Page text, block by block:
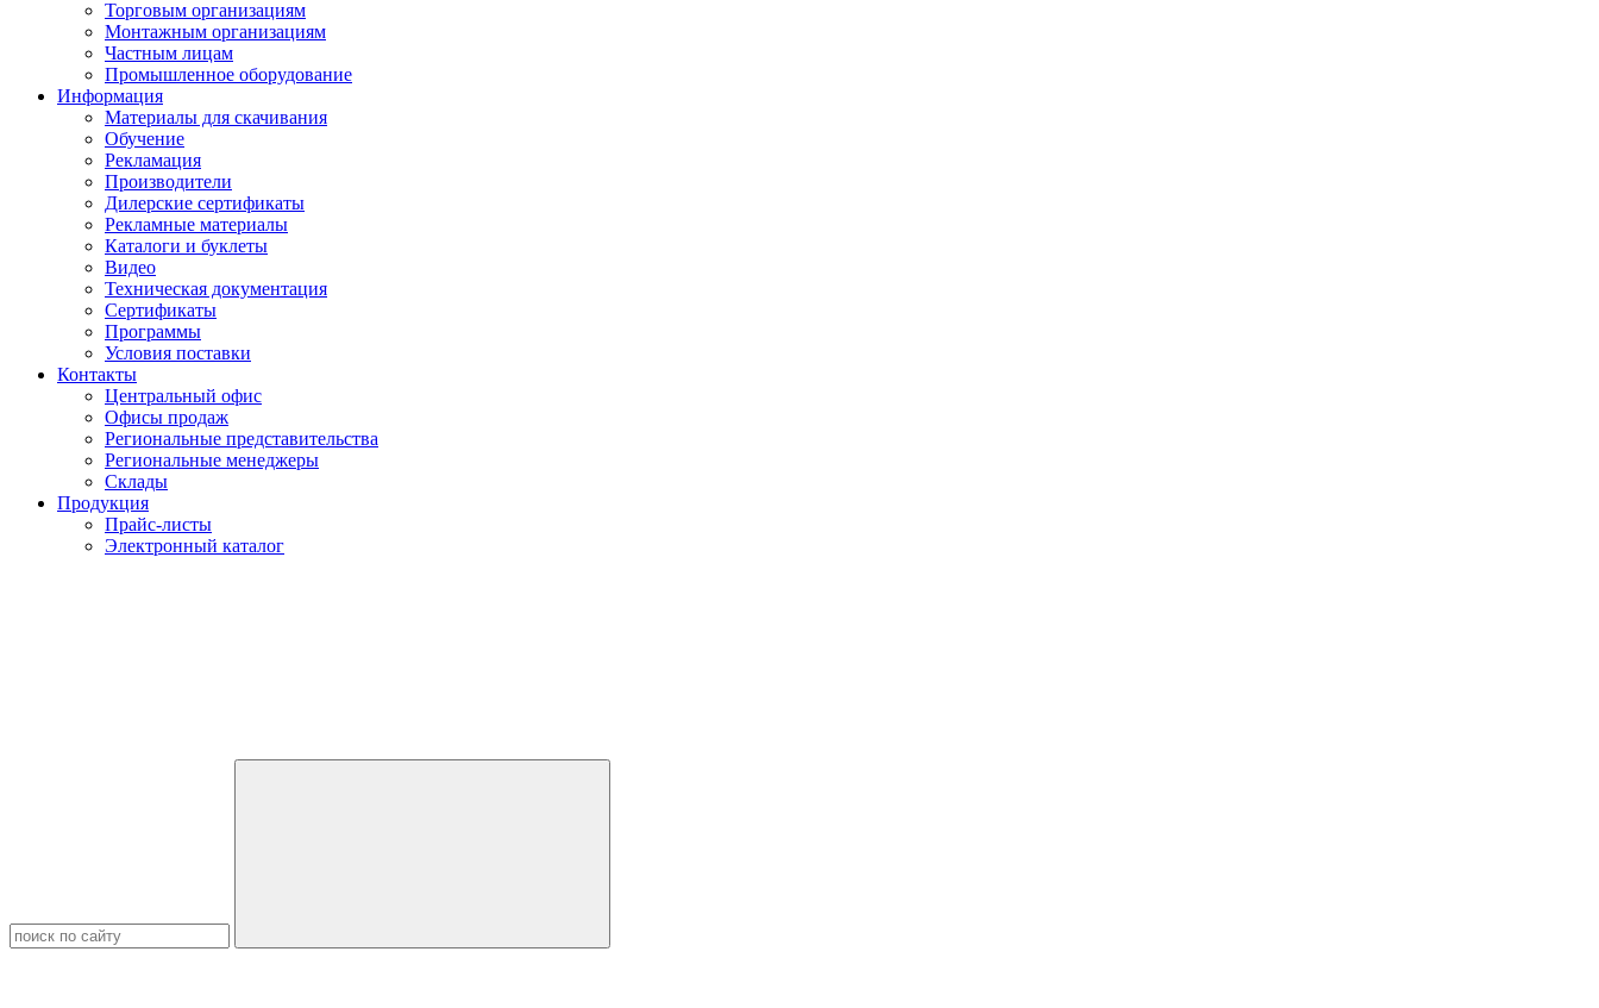
Торговым организациям
Монтажным организациям
Частным лицам
Промышленное оборудование
Информация
Материалы для скачивания
Обучение
Рекламация
Производители
Дилерские сертификаты
Рекламные материалы
Каталоги и буклеты
Видео
Техническая документация
Сертификаты
Программы
Условия поставки
Контакты
Центральный офис
Офисы продаж
Региональные представительства
Региональные менеджеры
Склады
Продукция
Прайс-листы
Электронный каталог